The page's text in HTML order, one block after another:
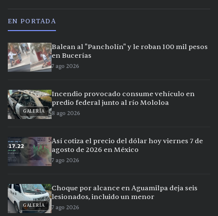
EN PORTADA
Balean al "Pancholín" y le roban 100 mil pesos
en Bucerías
7 ago 2026
GALERÍA
Incendio provocado consume vehículo en
predio federal junto al río Mololoa
8 ago 2026
Así cotiza el precio del dólar hoy viernes 7 de
agosto de 2026 en México
7 ago 2026
GALERÍA
Choque por alcance en Aguamilpa deja seis
lesionados, incluido un menor
7 ago 2026